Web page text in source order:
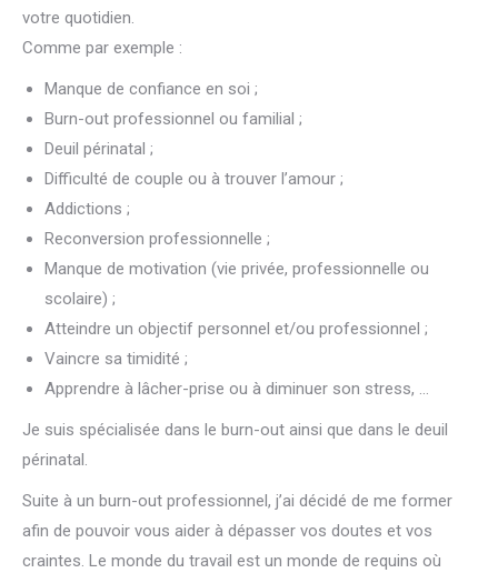
votre quotidien.
Comme par exemple :
Manque de confiance en soi ;
Burn-out professionnel ou familial ;
Deuil périnatal ;
Difficulté de couple ou à trouver l’amour ;
Addictions ;
Reconversion professionnelle ;
Manque de motivation (vie privée, professionnelle ou
scolaire) ;
Atteindre un objectif personnel et/ou professionnel ;
Vaincre sa timidité ;
Apprendre à lâcher-prise ou à diminuer son stress, …
Je suis spécialisée dans le burn-out ainsi que dans le deuil
périnatal.
Suite à un burn-out professionnel, j’ai décidé de me former
afin de pouvoir vous aider à dépasser vos doutes et vos
craintes. Le monde du travail est un monde de requins où